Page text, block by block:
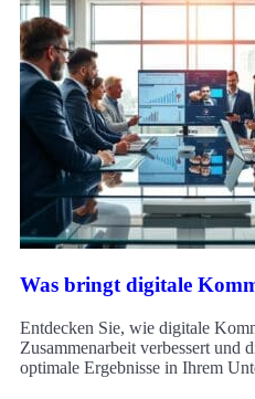
Was bringt digitale
Entdecken Sie, wie digitale
Zusammenarbeit verbessert und
optimale Ergebnisse in Ihrem